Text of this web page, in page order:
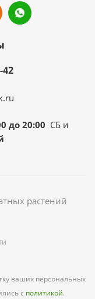
42
до 20:00 СБ и
растений
ваших персональных
с политикой.